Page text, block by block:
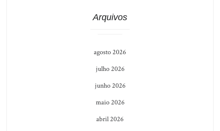
Arquivos
agosto 2026
julho 2026
junho 2026
maio 2026
abril 2026